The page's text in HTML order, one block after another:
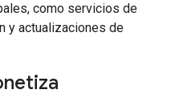
como servicios de
y actualizaciones de